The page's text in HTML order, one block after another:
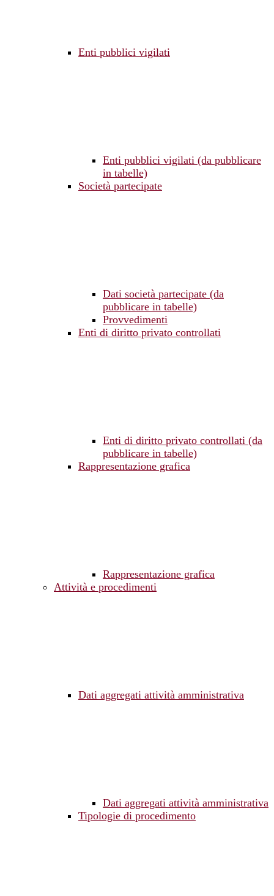
Enti pubblici vigilati
Enti pubblici vigilati (da pubblicare
in tabelle)
Società partecipate
Dati società partecipate (da
pubblicare in tabelle)
Provvedimenti
Enti di diritto privato controllati
Enti di diritto privato controllati (da
pubblicare in tabelle)
Rappresentazione grafica
Rappresentazione grafica
Attività e procedimenti
Dati aggregati attività amministrativa
Dati aggregati attività amministrativa
Tipologie di procedimento